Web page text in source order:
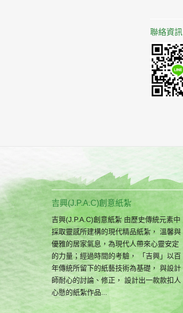
聯絡資訊
吉興(J.P.A.C)創意紙紮
吉興(J.P.A.C)創意紙紮 由歷史傳統元素中
採取靈感所建構的現代精品紙紮， 溫馨與
優雅的居家氣息，為現代人帶來心靈安定
的力量；經過時間的考驗， 「吉興」以百
年傳統所留下的紙藝技術為基礎， 與設計
師耐心的討論、修正， 設計出一款款扣人
心懸的紙紮作品...